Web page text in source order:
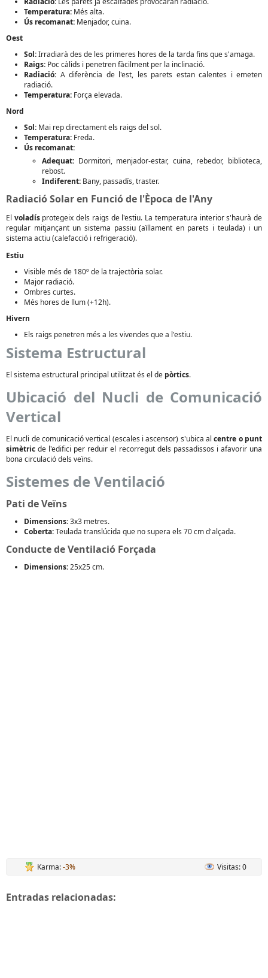
Temperatura: Més alta.
Ús recomanat: Menjador, cuina.
Oest
Sol:Irradiarà des de les primeres hores de la tarda fins que s'amaga.
Raigs: Poc càlids i penetren fàcilment per la inclinació.
Radiació: A diferència de l'est, les parets estan calentes i emeten
radiació.
Temperatura: Força elevada.
Nord
Sol: Mai rep directament els raigs del sol.
Temperatura: Freda.
Ús recomanat:
Adequat: Dormitori, menjador-estar, cuina, rebedor, biblioteca,
rebost.
Indiferent: Bany, passadís, traster.
Radiació Solar en Funció de l'Època de l'Any
El voladísprotegeix dels raigs de l'estiu. La temperatura interior s'haurà de
regular mitjançant un sistema passiu (aïllament en parets i teulada) i un
sistema actiu (calefacció i refrigeració).
Estiu
Visible més de 180º de la trajectòria solar.
Major radiació.
Ombres curtes.
Més hores de llum (+12h).
Hivern
Els raigs penetren més a les vivendes que a l'estiu.
Sistema Estructural
El sistema estructural principal utilitzat és el de pòrtics.
Ubicació del Nucli de Comunicació
Vertical
El nucli de comunicació vertical (escales i ascensor) s'ubica alcentre o punt
simètric de l'edifici per reduir el recorregut dels passadissos i afavorir una
bona circulació dels veïns.
Sistemes de Ventilació
Pati de Veïns
Dimensions:3x3 metres.
Coberta:Teulada translúcida que no supera els 70 cm d'alçada.
Conducte de Ventilació Forçada
Dimensions:25x25 cm.
Karma:-3% Visitas: 0
Entradas relacionadas: